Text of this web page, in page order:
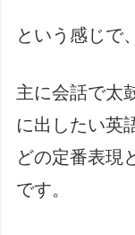
という感じで
主に会話で太
に出したい英
どの定番表現
です。